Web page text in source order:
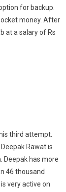
for backup.
money. After
at a salary of Rs
third attempt.
Rawat is
Deepak has more
46 thousand
very active on